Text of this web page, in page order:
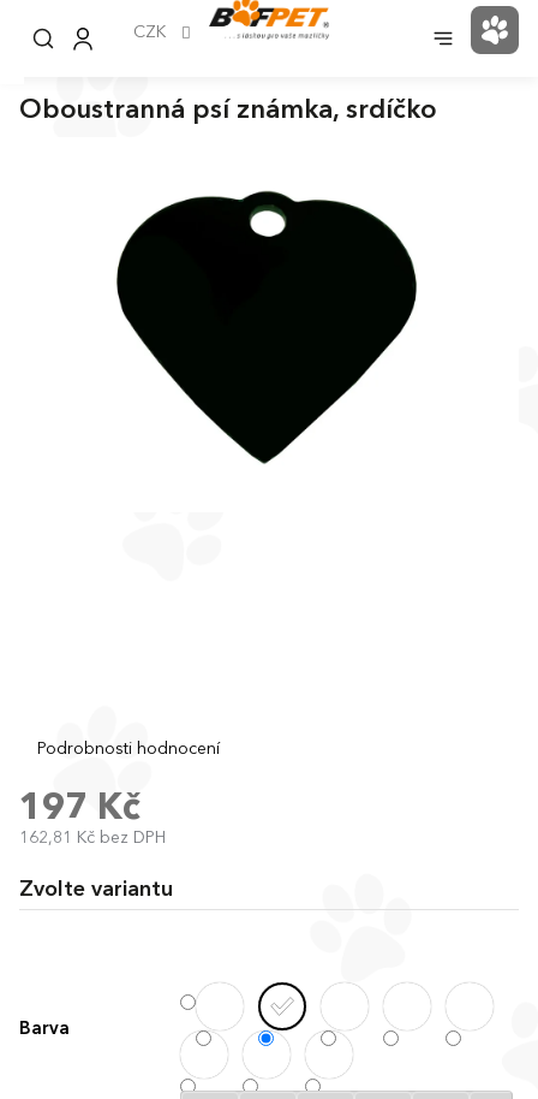
CZK
Oboustranná psí známka, srdíčko
Průměrné
produktu
je
0,0
5
hvězdiček.
Podrobnosti hodnocení
197 Kč
162,81 Kč bez DPH
Měrná
Zvolte variantu
Barva